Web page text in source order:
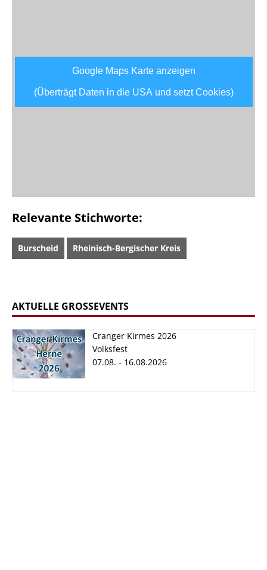
Google Maps Karte anzeigen
(Überträgt Daten in die USA und setzt Cookies)
Relevante Stichworte:
Burscheid Rheinisch-Bergischer Kreis
AKTUELLE GROSSEVENTS
Cranger Kirmes 2026
Volksfest
07.08. - 16.08.2026